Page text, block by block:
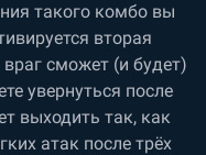
такого комбо вы
вторая
сможет (и будет)
увернуться после
выходить так, как
атак после трёх